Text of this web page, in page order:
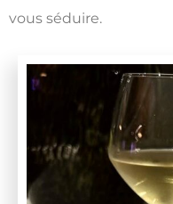
vous séduire.